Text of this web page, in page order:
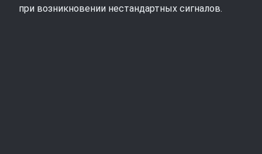
при возникновении нестандартных сигналов.